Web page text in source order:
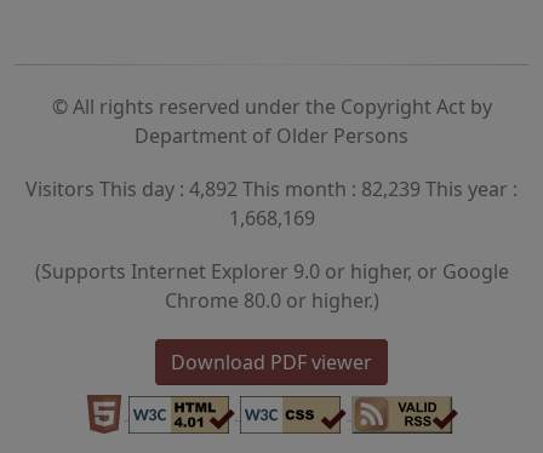
© All rights reserved under the Copyright Act by
Department of Older Persons
Visitors This day : 4,892 This month : 82,239 This year :
1,668,169
(Supports Internet Explorer 9.0 or higher, or Google
Chrome 80.0 or higher.)
Download PDF viewer